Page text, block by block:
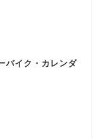
バイク・カレンダ